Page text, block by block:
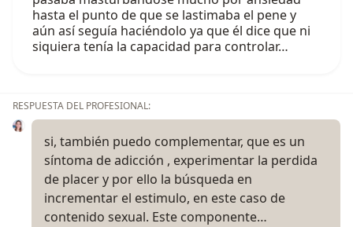
hasta el punto de que se lastimaba el pene y
aún así seguía haciéndolo ya que él dice que ni
siquiera tenía la capacidad para controlar…
RESPUESTA DEL PROFESIONAL:
si, también puedo complementar, que es un
síntoma de adicción , experimentar la perdida
de placer y por ello la búsqueda en
incrementar el estimulo, en este caso de
contenido sexual. Este componente…